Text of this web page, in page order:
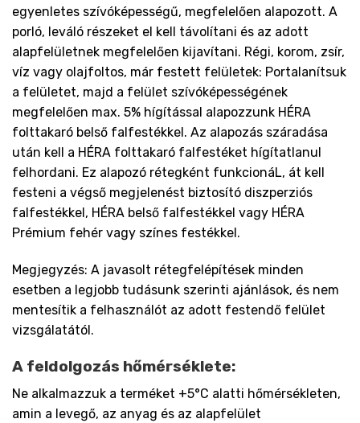
egyenletes szívóképességű, megfelelően alapozott. A
porló, leváló részeket el kell távolítani és az adott
alapfelületnek megfelelően kijavítani. Régi, korom, zsír,
víz vagy olajfoltos, már festett felületek: Portalanítsuk
a felületet, majd a felület szívóképességének
megfelelően max. 5% hígítással alapozzunk HÉRA
folttakaró belső falfestékkel. Az alapozás száradása
után kell a HÉRA folttakaró falfestéket hígítatlanul
felhordani. Ez alapozó rétegként funkcionáL, át kell
festeni a végső megjelenést biztosító diszperziós
falfestékkel, HÉRA belső falfestékkel vagy HÉRA
Prémium fehér vagy színes festékkel.
Megjegyzés: A javasolt rétegfelépítések minden
esetben a legjobb tudásunk szerinti ajánlások, és nem
mentesítik a felhasználót az adott festendő felület
vizsgálatától.
A feldolgozás hőmérséklete:
Ne alkalmazzuk a terméket +5°C alatti hőmérsékleten,
amin a levegő, az anyag és az alapfelület